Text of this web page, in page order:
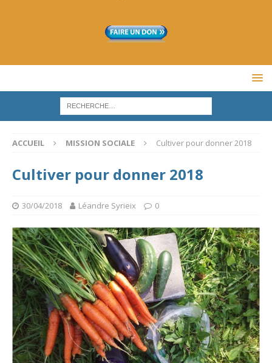
ACCUEIL MISSION SOCIALE Cultiver pour donner 2018
Cultiver pour donner 2018
30/04/2018 Léandre Syrieix 0